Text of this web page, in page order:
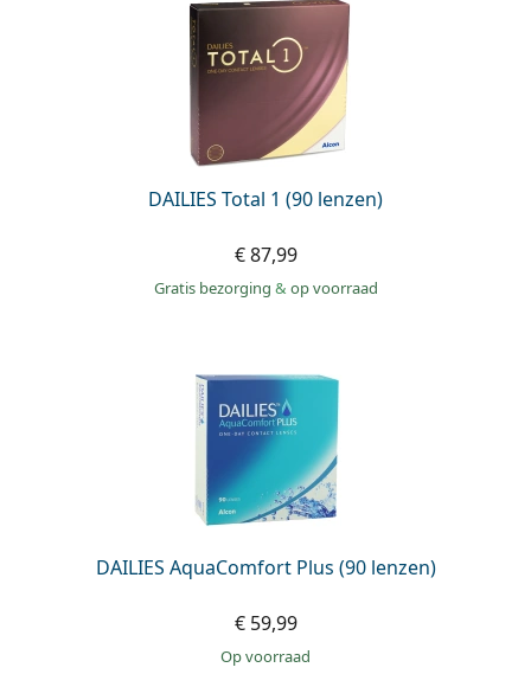
DAILIES Total 1 (90 lenzen)
€ 87,99
Gratis bezorging & op voorraad
DAILIES AquaComfort Plus (90 lenzen)
€ 59,99
op voorraad